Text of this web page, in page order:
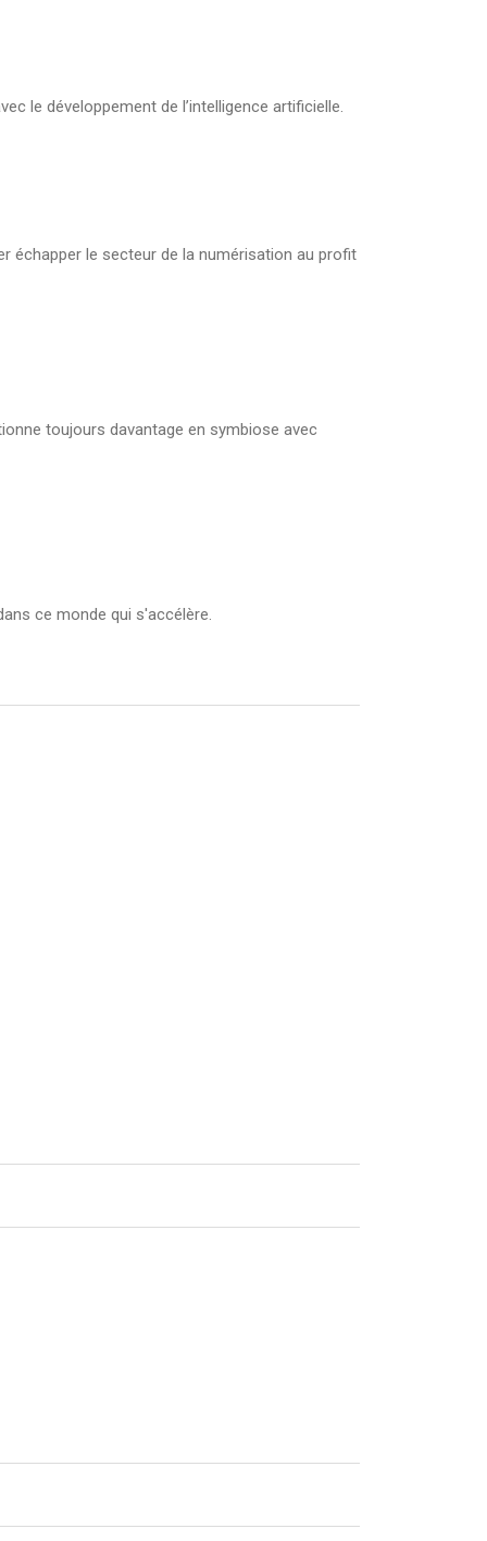
le développement de l’intelligence artificielle.
échapper le secteur de la numérisation au profit
toujours davantage en symbiose avec
ce monde qui s'accélère.